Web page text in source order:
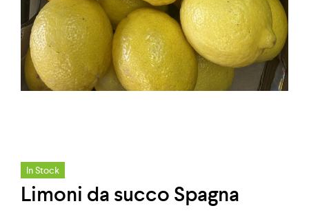
In Stock
Limoni da succo Spagna